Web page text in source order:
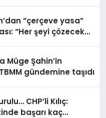
“çerçeve yasa”
“Her şeyi çözecek
Müge Şahin’in
gündemine taşıdı
CHP’li Kılıç:
başarı kaç